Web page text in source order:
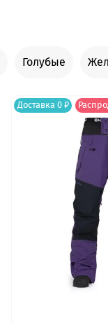
Голубые
Доставка 0 ₽